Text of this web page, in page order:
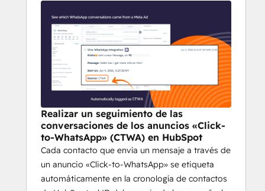
Realizar un seguimiento de las
conversaciones de los anuncios «Click-
to-WhatsApp» (CTWA) en HubSpot
Cada contacto que envía un mensaje a través de
un anuncio «Click-to-WhatsApp» se etiqueta
automáticamente en la cronología de contactos